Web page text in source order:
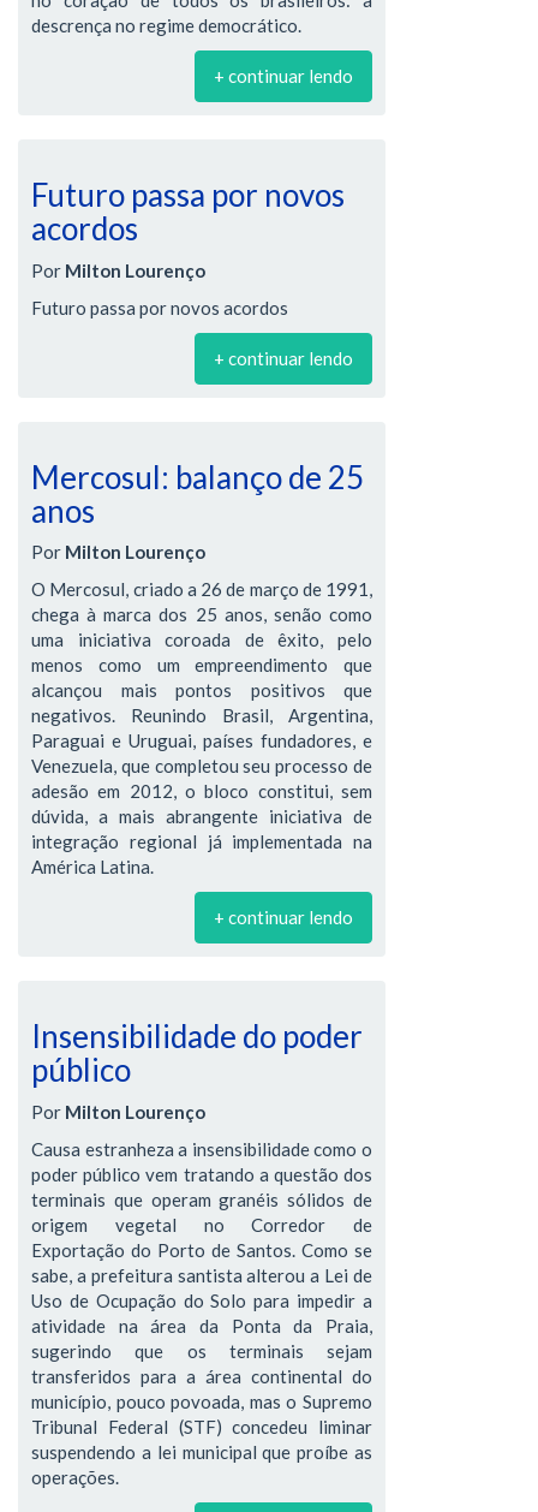
descrença no regime democrático.
+ continuar lendo
Futuro passa por novos
acordos
Por Milton Lourenço
Futuro passa por novos acordos
+ continuar lendo
Mercosul: balanço de 25
anos
Por Milton Lourenço
O Mercosul, criado a 26 de março de 1991,
chega à marca dos 25 anos, senão como
uma iniciativa coroada de êxito, pelo
menos como um empreendimento que
alcançou mais pontos positivos que
negativos. Reunindo Brasil, Argentina,
Paraguai e Uruguai, países fundadores, e
Venezuela, que completou seu processo de
adesão em 2012, o bloco constitui, sem
dúvida, a mais abrangente iniciativa de
integração regional já implementada na
América Latina.
+ continuar lendo
Insensibilidade do poder
público
Por Milton Lourenço
Causa estranheza a insensibilidade como o
poder público vem tratando a questão dos
terminais que operam granéis sólidos de
origem vegetal no Corredor de
Exportação do Porto de Santos. Como se
sabe, a prefeitura santista alterou a Lei de
Uso de Ocupação do Solo para impedir a
atividade na área da Ponta da Praia,
sugerindo que os terminais sejam
transferidos para a área continental do
município, pouco povoada, mas o Supremo
Tribunal Federal (STF) concedeu liminar
suspendendo a lei municipal que proíbe as
operações.